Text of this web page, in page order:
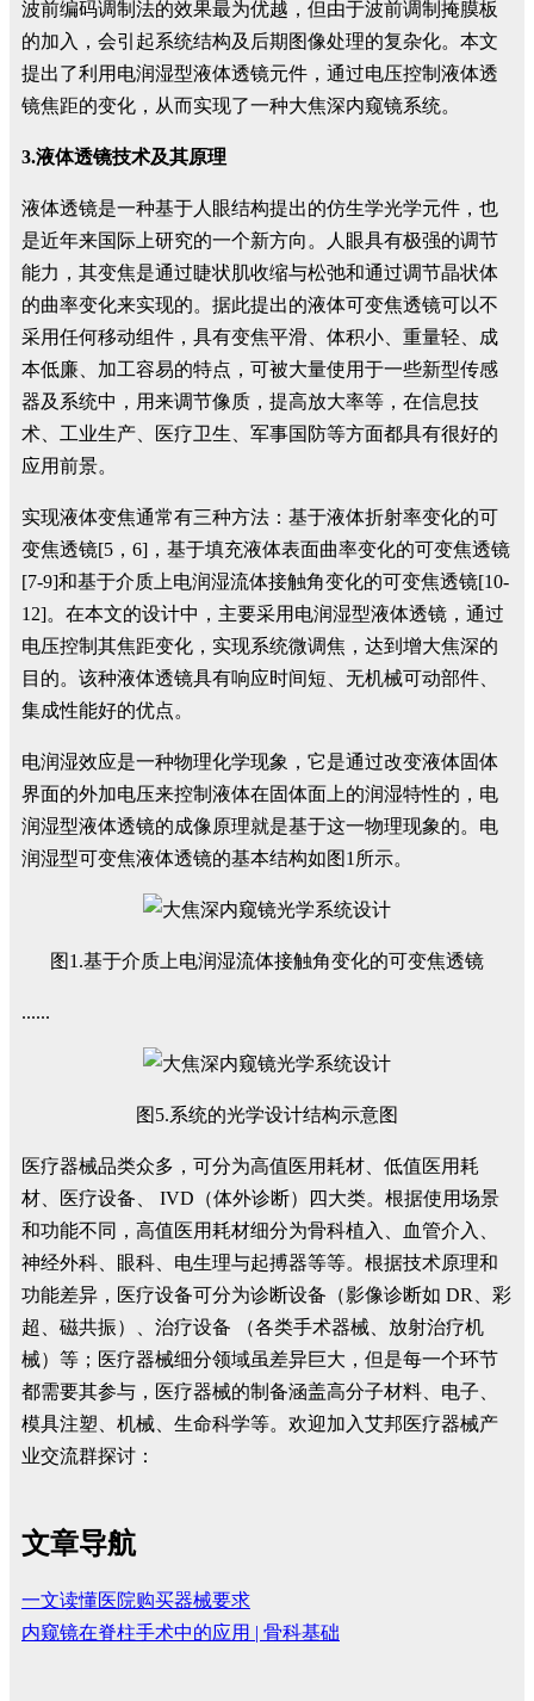
波前编码调制法的效果最为优越，但由于波前调制掩膜板
的加入，会引起系统结构及后期图像处理的复杂化。本文
提出了利用电润湿型液体透镜元件，通过电压控制液体透
镜焦距的变化，从而实现了一种大焦深内窥镜系统。
3.液体透镜技术及其原理
液体透镜是一种基于人眼结构提出的仿生学光学元件，也
是近年来国际上研究的一个新方向。人眼具有极强的调节
能力，其变焦是通过睫状肌收缩与松弛和通过调节晶状体
的曲率变化来实现的。据此提出的液体可变焦透镜可以不
采用任何移动组件，具有变焦平滑、体积小、重量轻、成
本低廉、加工容易的特点，可被大量使用于一些新型传感
器及系统中，用来调节像质，提高放大率等，在信息技
术、工业生产、医疗卫生、军事国防等方面都具有很好的
应用前景。
实现液体变焦通常有三种方法：基于液体折射率变化的可
变焦透镜[5，6]，基于填充液体表面曲率变化的可变焦透镜
[7-9]和基于介质上电润湿流体接触角变化的可变焦透镜[10-
12]。在本文的设计中，主要采用电润湿型液体透镜，通过
电压控制其焦距变化，实现系统微调焦，达到增大焦深的
目的。该种液体透镜具有响应时间短、无机械可动部件、
集成性能好的优点。
电润湿效应是一种物理化学现象，它是通过改变液体固体
界面的外加电压来控制液体在固体面上的润湿特性的，电
润湿型液体透镜的成像原理就是基于这一物理现象的。电
润湿型可变焦液体透镜的基本结构如图1所示。
图1.基于介质上电润湿流体接触角变化的可变焦透镜
......
图5.系统的光学设计结构示意图
医疗器械品类众多，可分为高值医用耗材、低值医用耗
材、医疗设备、 IVD（体外诊断）四大类。根据使用场景
和功能不同，高值医用耗材细分为骨科植入、血管介入、
神经外科、眼科、电生理与起搏器等等。根据技术原理和
功能差异，医疗设备可分为诊断设备（影像诊断如 DR、彩
超、磁共振）、治疗设备 （各类手术器械、放射治疗机
械）等；医疗器械细分领域虽差异巨大，但是每一个环节
都需要其参与，医疗器械的制备涵盖高分子材料、电子、
模具注塑、机械、生命科学等。欢迎加入艾邦医疗器械产
业交流群探讨：
文章导航
一文读懂医院购买器械要求
内窥镜在脊柱手术中的应用 | 骨科基础